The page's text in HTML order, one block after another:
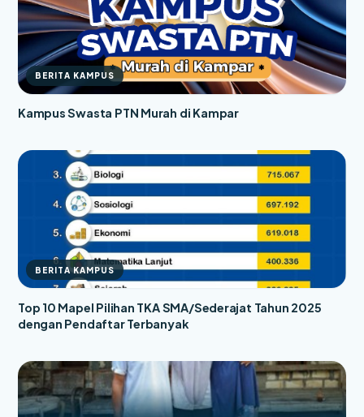
BERITA KAMPUS
Kampus Swasta PTN Murah di Kampar
BERITA KAMPUS
Top 10 Mapel Pilihan TKA SMA/Sederajat Tahun 2025
dengan Pendaftar Terbanyak